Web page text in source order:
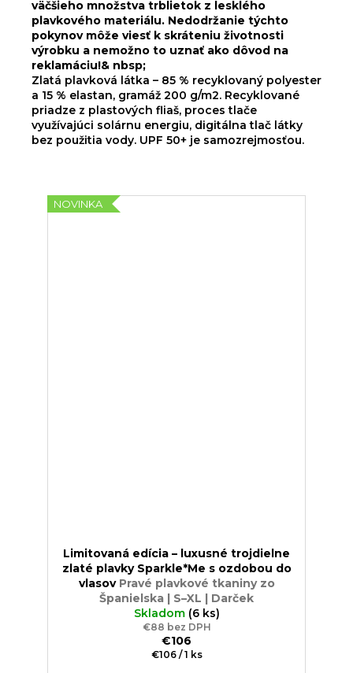
väčšieho množstva trblietok z lesklého
plavkového materiálu. Nedodržanie týchto
pokynov môže viesť k skráteniu životnosti
výrobku a nemožno to uznať ako dôvod na
reklamáciu!& nbsp;
Zlatá plavková látka – 85 % recyklovaný polyester
a 15 % elastan, gramáž 200 g/m2. Recyklované
priadze z plastových fliaš, proces tlače
využívajúci solárnu energiu, digitálna tlač látky
bez použitia vody. UPF 50+ je samozrejmosťou.
NOVINKA
Limitovaná edícia – luxusné trojdielne
zlaté plavky Sparkle*Me s ozdobou do
vlasov Pravé plavkové tkaniny zo
Španielska | S–XL | Darček
Skladom (6 ks)
€88 bez DPH
€106
Jednotková
€106 / 1 ks